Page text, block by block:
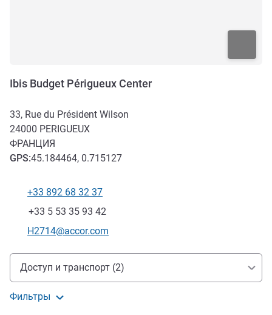
Ibis Budget Périgueux Center
33, Rue du Président Wilson
24000 PERIGUEUX
ФРАНЦИЯ
GPS:45.184464, 0.715127
Телефон
+33 892 68 32 37
Факс
+33 5 53 35 93 42
Контактный адрес электронной почты
H2714@accor.com
Доступ и транспорт
Доступ и транспорт (2)
Фильтры